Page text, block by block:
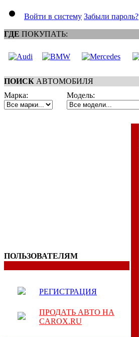
Войти в систему Забыли пароль?
ГДЕ ПОКУПАТЬ:
ПОИСК АВТОМОБИЛЯ
Марка:
Модель:
ПОЛЬЗОВАТЕЛЯМ
РЕГИСТРАЦИЯ
ПРОДАТЬ АВТО НА
CAROX.RU